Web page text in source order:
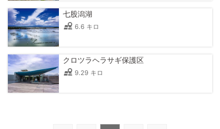
七股潟湖
6.6 キロ
クロツラヘラサギ保護区
9.29 キロ